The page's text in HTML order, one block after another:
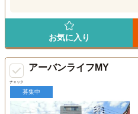
お気に入り
チェック
アーバンライフMY
募集中